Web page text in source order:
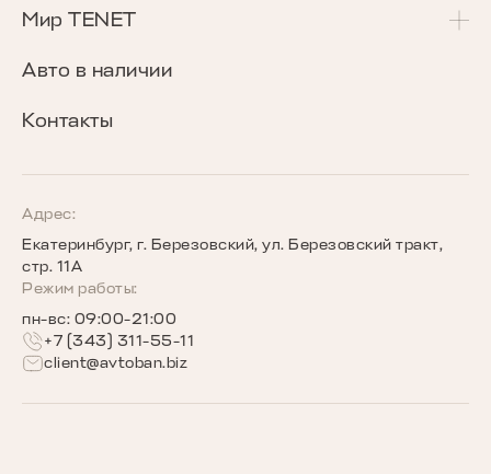
T7
T8
Калькулятор Трейд-Ин
Сравнение комплектаций
Кредитные программы
Программы страхования
Сервисные акции
Программа «Помощь в пути»
Гарантия
Запись на сервис
Мир TENET
О бренде
Награды TENET
Сообщество владельцев TENET
Беговое сообщество TENET
Авто в наличии
Контакты
Адрес:
Екатеринбург, г. Березовский, ул. Березовский тракт,
стр. 11А
Режим работы:
пн-вс: 09:00-21:00
+7 (343) 311-55-11
client@avtoban.biz